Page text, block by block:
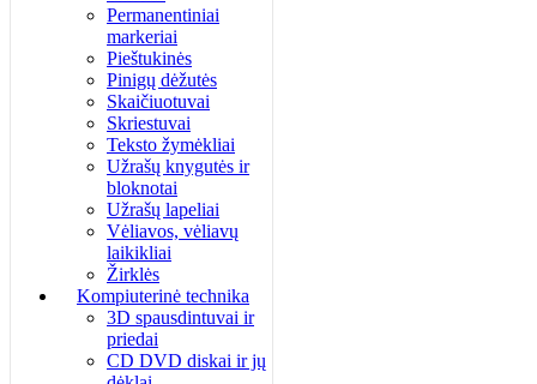
Permanentiniai
markeriai
Pieštukinės
Pinigų dėžutės
Skaičiuotuvai
Skriestuvai
Teksto žymėkliai
Užrašų knygutės ir
bloknotai
Užrašų lapeliai
Vėliavos, vėliavų
laikikliai
Žirklės
Kompiuterinė technika
3D spausdintuvai ir
priedai
CD DVD diskai ir jų